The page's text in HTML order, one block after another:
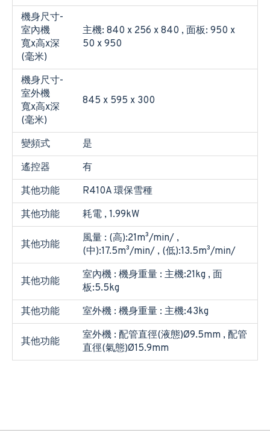
機身尺寸-
室內機
寬x高x深
(毫米)
主機: 840 x 256 x 840 , 面板: 950 x
50 x 950
機身尺寸-
室外機
寬x高x深
(毫米)
845 x 595 x 300
變頻式
是
遙控器
有
其他功能
R410A 環保雪種
其他功能
耗電 , 1.99kW
其他功能
風量 : (高):21m³/min/ ,
(中):17.5m³/min/ , (低):13.5m³/min/
其他功能
室內機 : 機身重量 : 主機:21kg , 面
板:5.5kg
其他功能
室外機 : 機身重量 : 主機:43kg
其他功能
室外機 : 配管直徑(液態)Ø9.5mm , 配管
直徑(氣態)Ø15.9mm